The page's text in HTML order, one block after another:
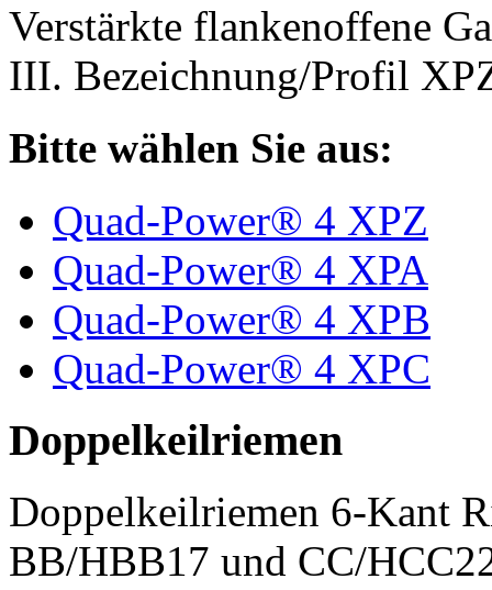
Verstärkte flankenoffene
III. Bezeichnung/Profil
Bitte wählen Sie aus:
Quad-Power® 4 XPZ
Quad-Power® 4 XPA
Quad-Power® 4 XPB
Quad-Power® 4 XPC
Doppelkeilriemen
Doppelkeilriemen 6-Kant
BB/HBB17 und CC/